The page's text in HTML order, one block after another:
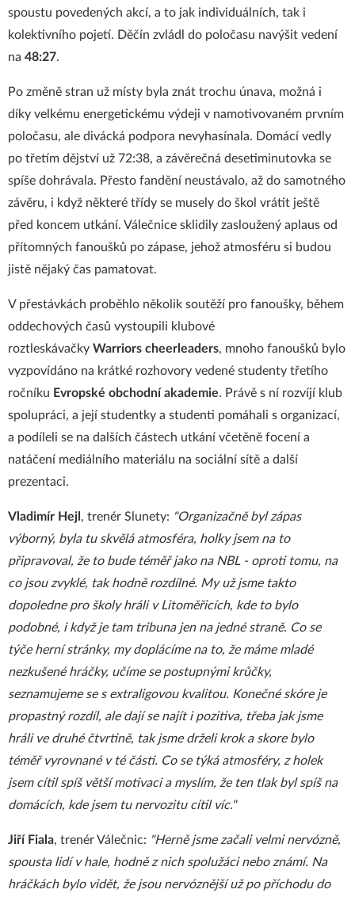
spoustu povedených akcí, a to jak individuálních, tak i
kolektivního pojetí. Děčín zvládl do poločasu navýšit vedení
na 48:27.
Po změně stran už místy byla znát trochu únava, možná i
díky velkému energetickému výdeji v namotivovaném prvním
poločasu, ale divácká podpora nevyhasínala. Domácí vedly
po třetím dějství už 72:38, a závěrečná desetiminutovka se
spíše dohrávala. Přesto fandění neustávalo, až do samotného
závěru, i když některé třídy se musely do škol vrátit ještě
před koncem utkání. Válečnice sklidily zasloužený aplaus od
přítomných fanoušků po zápase, jehož atmosféru si budou
jistě nějaký čas pamatovat.
V přestávkách proběhlo několik soutěží pro fanoušky, během
oddechových časů vystoupili klubové
roztleskávačky Warriors cheerleaders, mnoho fanoušků bylo
vyzpovídáno na krátké rozhovory vedené studenty třetího
ročníku Evropské obchodní akademie. Právě s ní rozvíjí klub
spolupráci, a její studentky a studenti pomáhali s organizací,
a podíleli se na dalších částech utkání včetěně focení a
natáčení mediálního materiálu na sociální sítě a další
prezentaci.
Vladimír Hejl , trenér Slunety: "Organizačně byl zápas
výborný, byla tu skvělá atmosféra, holky jsem na to
připravoval, že to bude téměř jako na NBL - oproti tomu, na
co jsou zvyklé, tak hodně rozdílné. My už jsme takto
dopoledne pro školy hráli v Litoměřicích, kde to bylo
podobné, i když je tam tribuna jen na jedné straně. Co se
týče herní stránky, my doplácíme na to, že máme mladé
nezkušené hráčky, učíme se postupnými krůčky,
seznamujeme se s extraligovou kvalitou. Konečné skóre je
propastný rozdíl, ale dají se najít i pozitiva, třeba jak jsme
hráli ve druhé čtvrtině, tak jsme drželi krok a skore bylo
téměř vyrovnané v té části. Co se týká atmosféry, z holek
jsem cítil spíš větší motivaci a myslím, že ten tlak byl spíš na
domácích, kde jsem tu nervozitu cítil víc."
Jiří Fiala, trenér Válečnic: "Herně jsme začali velmi nervózně,
spousta lidí v hale, hodně z nich spolužáci nebo známí. Na
hráčkách bylo vidět, že jsou nervóznější už po příchodu do